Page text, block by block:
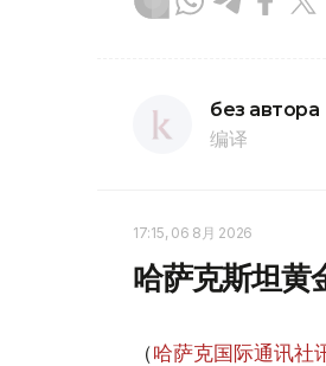
без автора
编译
17:15, 06 8月 2026
哈萨克斯坦黄
（哈萨克国际通讯社